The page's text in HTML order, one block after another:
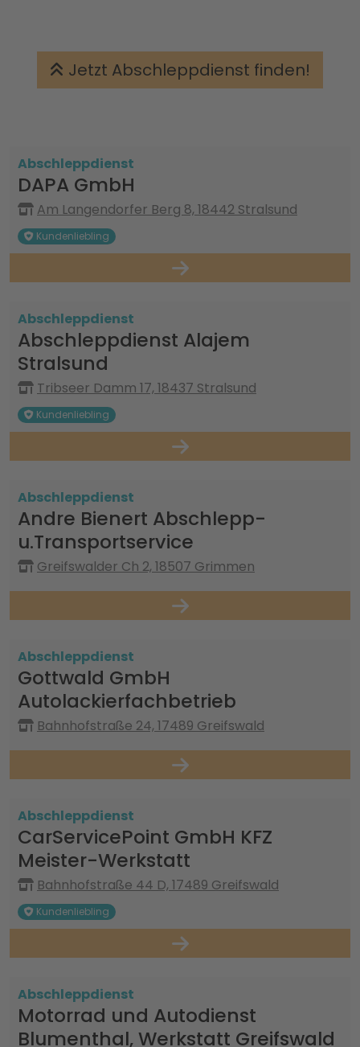
Jetzt Abschleppdienst finden!
Abschleppdienst
DAPA GmbH
Am Langendorfer Berg 8, 18442 Stralsund
Kundenliebling
Abschleppdienst
Abschleppdienst Alajem
Stralsund
Tribseer Damm 17, 18437 Stralsund
Kundenliebling
Abschleppdienst
Andre Bienert Abschlepp-
u.Transportservice
Greifswalder Ch 2, 18507 Grimmen
Abschleppdienst
Gottwald GmbH
Autolackierfachbetrieb
Bahnhofstraße 24, 17489 Greifswald
Abschleppdienst
CarServicePoint GmbH KFZ
Meister-Werkstatt
Bahnhofstraße 44 D, 17489 Greifswald
Kundenliebling
Abschleppdienst
Motorrad und Autodienst
Blumenthal, Werkstatt Greifswald